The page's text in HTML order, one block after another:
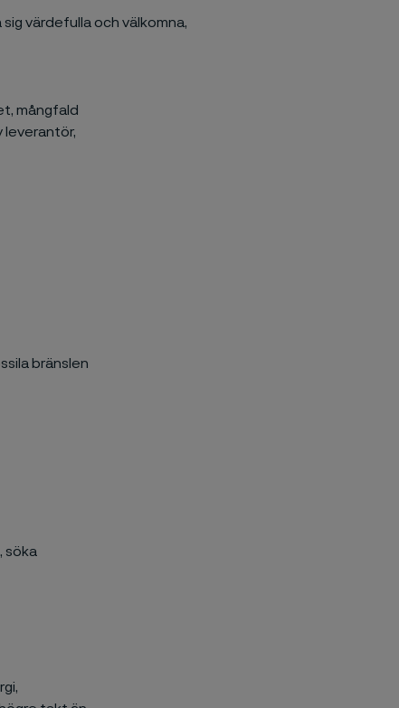
värdefulla och välkomna,
mångfald
leverantör,
bränslen
söka